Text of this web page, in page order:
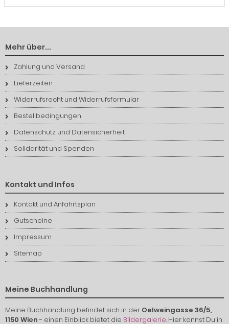
Mehr über...
Zahlung und Versand
Lieferzeiten
Widerrufsrecht und Widerrufsformular
Bestellbedingungen
Datenschutz und Datensicherheit
Solidarität und Spenden
Kontakt und Infos
Kontakt und Anfahrtsplan
Gutscheine
Impressum
Sitemap
Meine Buchhandlung
Meine Buchhandlung befindet sich in der Oelweingasse 36/5,
1150 Wien- einen Einblick bietet die Bildergalerie. Hier kannst Du in